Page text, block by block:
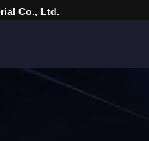
Co., Ltd.